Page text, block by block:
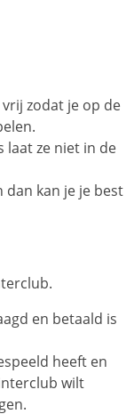
zodat je op de
laat ze niet in de
dan kan je je best
en betaald is
heeft en
wilt